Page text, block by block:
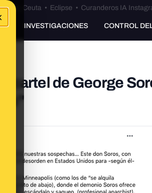
Bulos Ceuta • Eclipse • Curanderos IA
INVESTIGACIONES CONTROL
cartel de George